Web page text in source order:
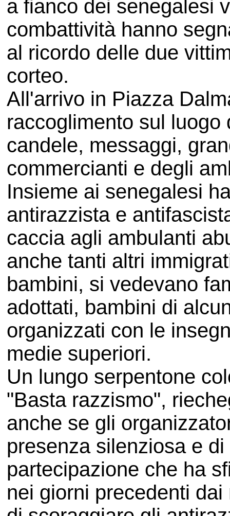
a fianco dei senegalesi
combattività hanno
al ricordo delle due
corteo.
All'arrivo in Piazza
raccoglimento sul
candele, messaggi,
commercianti e degli
Insieme ai senegalesi
antirazzista e
caccia agli ambulanti
anche tanti altri
bambini, si vedevano
adottati, bambini di
organizzati con le
medie superiori.
Un lungo serpentone
"Basta razzismo",
anche se gli
presenza silenziosa e
partecipazione che ha
nei giorni precedenti